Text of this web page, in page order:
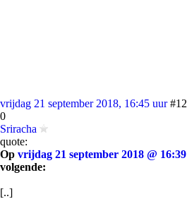
vrijdag 21 september 2018, 16:45 uur #12
0
Sriracha
quote:
Op vrijdag 21 september 2018 @ 16:39
volgende:
[..]